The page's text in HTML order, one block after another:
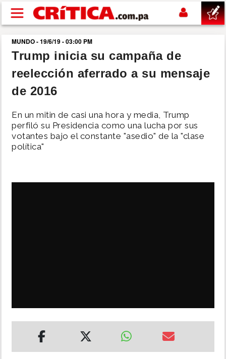
Pasar al contenido principal
buscar
SUCESOS
POLÍTICA
MUNDO - 19/6/19 - 03:00 PM
Trump inicia su campaña de
reelección aferrado a su mensaje
de 2016
En un mitin de casi una hora y media, Trump
perfiló su Presidencia como una lucha por sus
votantes bajo el constante "asedio" de la "clase
política"